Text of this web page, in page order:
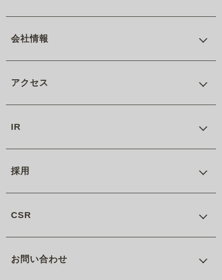
会社情報
アクセス
IR
採用
CSR
お問い合わせ